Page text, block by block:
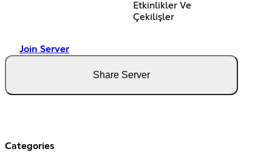
Etkinlikler Ve
Çekilişler
Join Server
Share Server
Categories